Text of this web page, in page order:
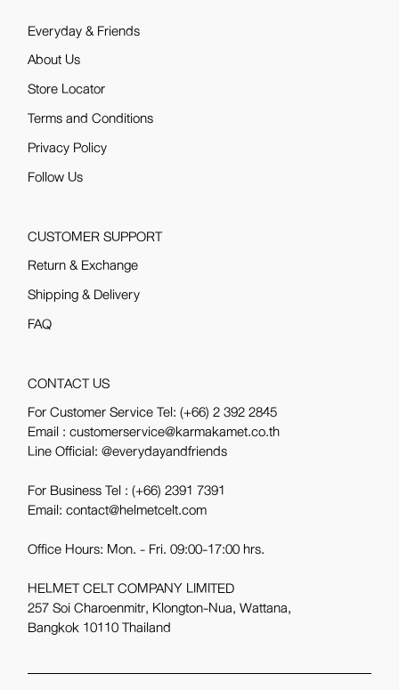
Everyday & Friends
About Us
Store Locator
Terms and Conditions
Privacy Policy
Follow Us
CUSTOMER SUPPORT
Return & Exchange
Shipping & Delivery
FAQ
CONTACT US
For Customer Service Tel:(+66) 2 392 2845
Email : customerservice@karmakamet.co.th
Line Official:@everydayandfriends
For Business Tel :(+66) 2391 7391
Email: contact@helmetcelt.com
Office Hours: Mon. - Fri. 09:00-17:00 hrs.
HELMET CELT COMPANY LIMITED
257 Soi Charoenmitr, Klongton-Nua, Wattana,
Bangkok 10110 Thailand